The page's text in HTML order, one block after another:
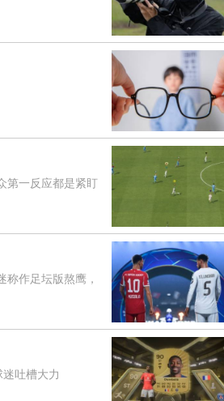
一反应都是紧盯
作足坛版熬鹰，
吐槽大力